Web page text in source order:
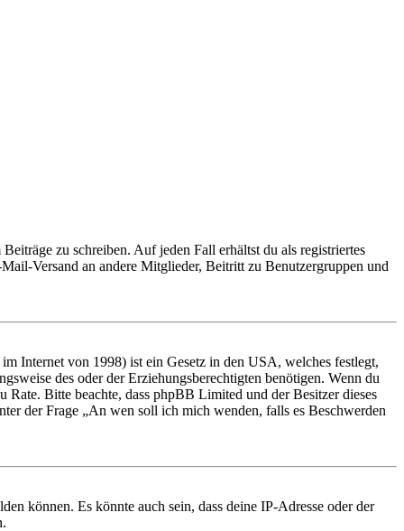
zu schreiben. Auf jeden Fall erhältst du als registriertes
Versand an andere Mitglieder, Beitritt zu Benutzergruppen und
Internet von 1998) ist ein Gesetz in den USA, welches festlegt,
des oder der Erziehungsberechtigten benötigen. Wenn du
Bitte beachte, dass phpBB Limited und der Besitzer dieses
der Frage „An wen soll ich mich wenden, falls es Beschwerden
können. Es könnte auch sein, dass deine IP-Adresse oder der